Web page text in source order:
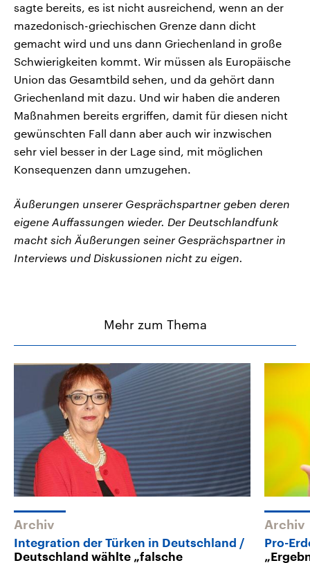
sagte bereits, es ist nicht ausreichend, wenn an der
mazedonisch-griechischen Grenze dann dicht
gemacht wird und uns dann Griechenland in große
Schwierigkeiten kommt. Wir müssen als Europäische
Union das Gesamtbild sehen, und da gehört dann
Griechenland mit dazu. Und wir haben die anderen
Maßnahmen bereits ergriffen, damit für diesen nicht
gewünschten Fall dann aber auch wir inzwischen
sehr viel besser in der Lage sind, mit möglichen
Konsequenzen dann umzugehen.
Äußerungen unserer Gesprächspartner geben deren
eigene Auffassungen wieder. Der Deutschlandfunk
macht sich Äußerungen seiner Gesprächspartner in
Interviews und Diskussionen nicht zu eigen.
Mehr zum Thema
Archiv
Integration der Türken in Deutschland
Deutschland wählte „falsche
Archiv
Pro-